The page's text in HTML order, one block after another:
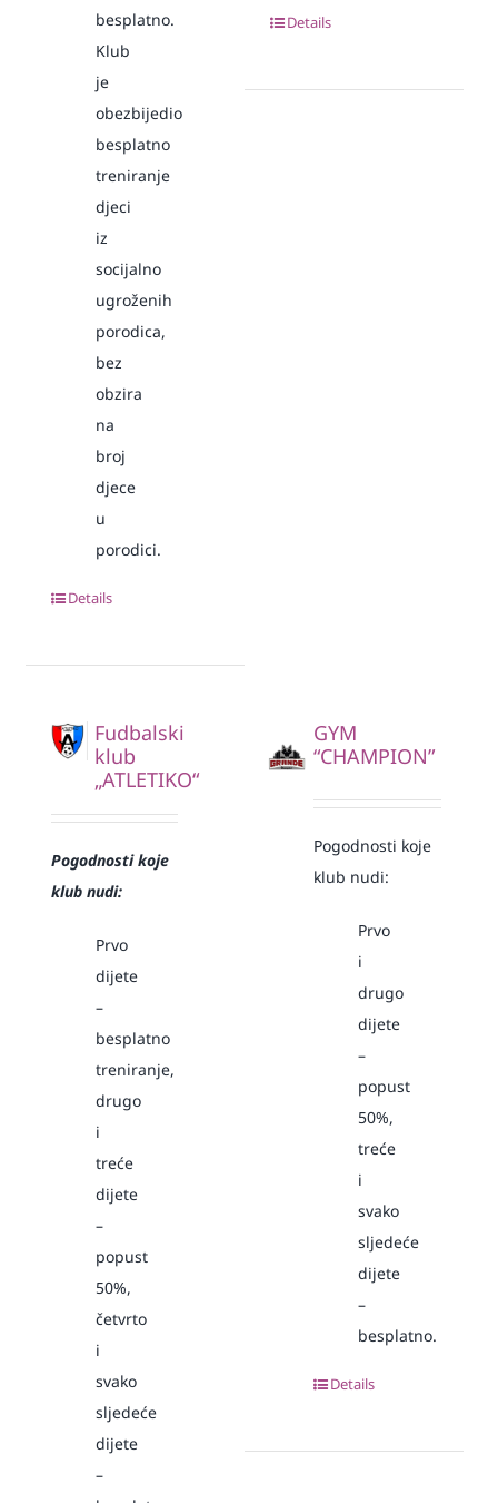
besplatno.
Klub
je
obezbijedio
besplatno
treniranje
djeci
iz
socijalno
ugroženih
porodica,
bez
obzira
na
broj
djece
u
porodici.
Details
Details
Fudbalski
klub
„ATLETIKO“
Pogodnosti koje
klub nudi:
Prvo
dijete
–
besplatno
treniranje,
drugo
i
treće
dijete
–
popust
50%,
četvrto
i
svako
sljedeće
dijete
–
GYM
“CHAMPION”
Pogodnosti koje
klub nudi:
Prvo
i
drugo
dijete
–
popust
50%,
treće
i
svako
sljedeće
dijete
–
besplatno.
Details